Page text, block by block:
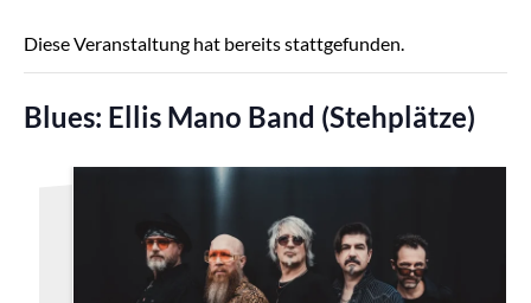
Diese Veranstaltung hat bereits stattgefunden.
Blues: Ellis Mano Band (Stehplätze)